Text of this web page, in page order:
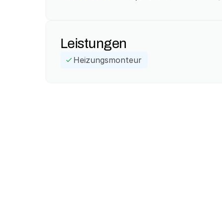
Leistungen
Heizungsmonteur